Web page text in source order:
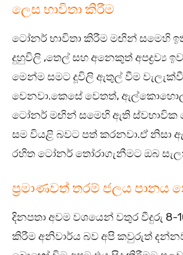
ලෙස භාවිතා කිරීම
ටෝනර් භාවිතා කිරීම මඟින් සමෙහි
දුහුවිලි ,තෙල් සහ අනෙකුත් අපද්‍රව්‍ය
මෙන්ම සමට දූවිලි ඇතුල් වීම
වෙනවා.කෙසේ වෙතත්,
ටෝනර් මඟින් සමෙහි ඇති ස්වභාවික
සම වියළි බවට පත් කරනවා.ඒ
රහිත ටෝනර් තෝරාගැනීමට ඔබ
ප්‍රමාණවත් තරම් ජලය පානය
දිනපතා අවම වශයෙන් වතුර වීදුරු 8-
කිරීම අනිවාර්ය බව අපි කවුරුත්